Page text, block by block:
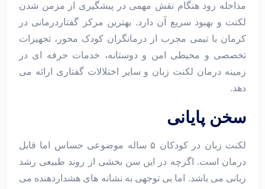
مداخله زود هنگام نقش مهمی در پیشگیری از مزمن شدن
لکنت و بهبود سریع آن دارد. بهترین مرکز گفتاردرمانی در
کرمان با تیمی مجرب از درمانگران کودک ‌محور، تجهیزات
تخصصی و محیطی امن و دوستانه، خدمات حرفه ‌ای در
زمینه درمان لکنت زبان و سایر اختلالات گفتاری ارائه می
‌دهد.
سخن پایانی
لکنت زبان در کودکان ۵ ساله موضوعی حساس اما قابل
درمان است. اگرچه در این سن بخشی از روند طبیعی رشد
زبانی می باشد. اما بی ‌توجهی به نشانه ‌های هشداردهنده می‌